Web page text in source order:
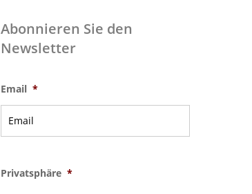
Abonnieren Sie den
Newsletter
Email *
Privatsphäre *